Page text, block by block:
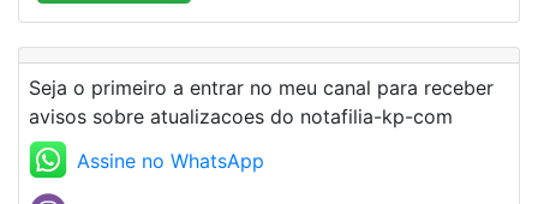
Seja o primeiro a entrar no meu canal para receber
avisos sobre atualizacoes do notafilia-kp-com
Assine no WhatsApp